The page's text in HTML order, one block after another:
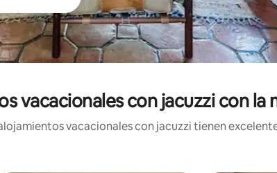
vacacionales con jacuzzi con
vacacionales con jacuzzi tienen